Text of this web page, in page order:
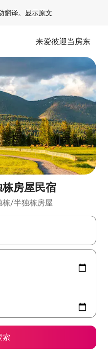
译。 显示原文
来爱彼迎当房东
房屋民宿
栋/半独栋房屋
键查看，或通过点击或滑动手势
索